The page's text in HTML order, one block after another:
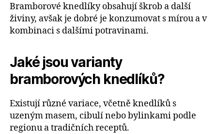
Bramborové knedlíky obsahují škrob a další
živiny, avšak je dobré je konzumovat s mírou a v
kombinaci s dalšími potravinami.
Jaké jsou varianty
bramborových knedlíků?
Existují různé variace, včetně knedlíků s
uzeným masem, cibulí nebo bylinkami podle
regionu a tradičních receptů.